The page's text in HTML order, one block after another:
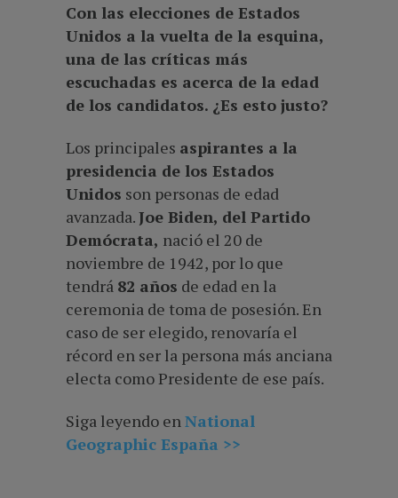
Con las elecciones de Estados
Unidos a la vuelta de la esquina,
una de las críticas más
escuchadas es acerca de la edad
de los candidatos. ¿Es esto justo?
Los principales aspirantes a la
presidencia de los Estados
Unidos son personas de edad
avanzada.Joe Biden, del Partido
Demócrata, nació el 20 de
noviembre de 1942, por lo que
tendrá 82 años de edad en la
ceremonia de toma de posesión. En
caso de ser elegido, renovaría el
récord en ser la persona más anciana
electa como Presidente de ese país.
Siga leyendo en National
Geographic España >>